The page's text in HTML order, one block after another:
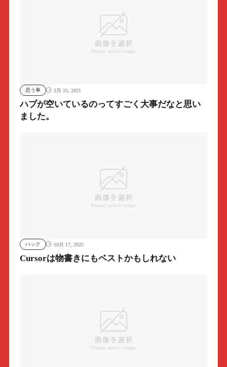
思う事 2月 25, 2021
ハブが空いているのってすごく大事だなと思い
ました。
ハック 10月 17, 2025
Cursorは物書きにもベストかもしれない